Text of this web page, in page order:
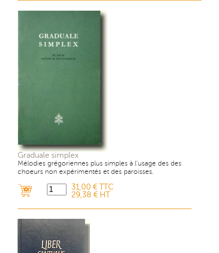
Graduale simplex
Mélodies grégoriennes plus simples à l'usage des des
choeurs non expérimentés et des paroisses.
31,00 € TTC
29,38 € HT